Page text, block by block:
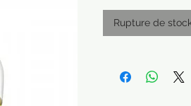
Rupture de